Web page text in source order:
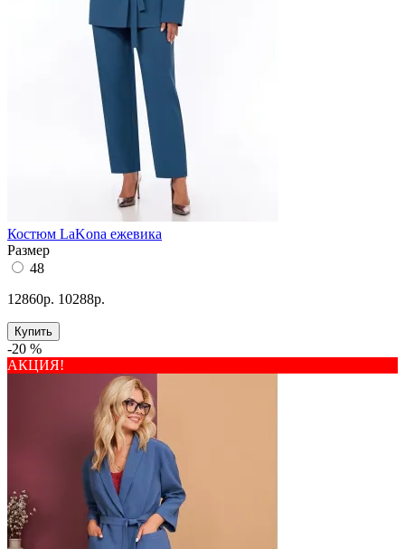
Костюм LaKona ежевика
Размер
48
12860р. 10288р.
Купить
-20 %
АКЦИЯ!